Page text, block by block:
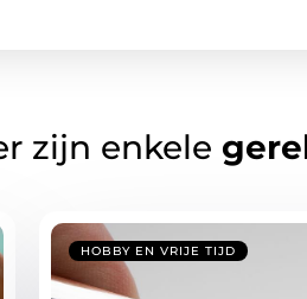
zijn enkele
HOBBY EN VRIJE TIJD